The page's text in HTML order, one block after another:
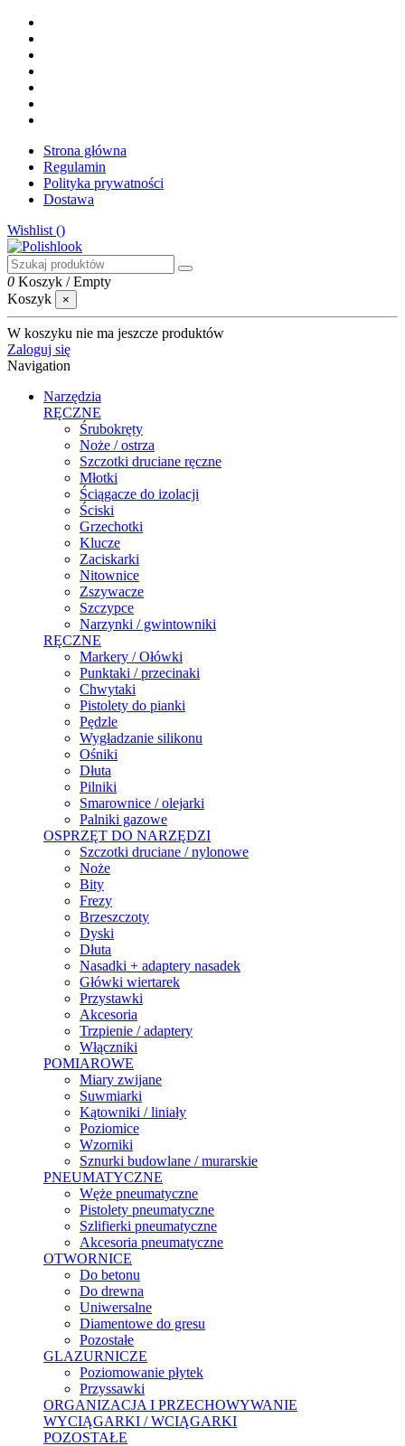
Strona główna
Regulamin
Polityka prywatności
Dostawa
Wishlist ()
0 Koszyk /Empty
Koszyk
×
W koszyku nie ma jeszcze produktów
Zaloguj się
Navigation
Narzędzia
RĘCZNE
Śrubokręty
Noże / ostrza
Szczotki druciane ręczne
Młotki
Ściągacze do izolacji
Ściski
Grzechotki
Klucze
Zaciskarki
Nitownice
Zszywacze
Szczypce
Narzynki / gwintowniki
RĘCZNE
Markery / Ołówki
Punktaki / przecinaki
Chwytaki
Pistolety do pianki
Pędzle
Wygładzanie silikonu
Ośniki
Dłuta
Pilniki
Smarownice / olejarki
Palniki gazowe
OSPRZĘT DO NARZĘDZI
Szczotki druciane / nylonowe
Noże
Bity
Frezy
Brzeszczoty
Dyski
Dłuta
Nasadki + adaptery nasadek
Główki wiertarek
Przystawki
Akcesoria
Trzpienie / adaptery
Włączniki
POMIAROWE
Miary zwijane
Suwmiarki
Kątowniki / liniały
Poziomice
Wzorniki
Sznurki budowlane / murarskie
PNEUMATYCZNE
Węże pneumatyczne
Pistolety pneumatyczne
Szlifierki pneumatyczne
Akcesoria pneumatyczne
OTWORNICE
Do betonu
Do drewna
Uniwersalne
Diamentowe do gresu
Pozostałe
GLAZURNICZE
Poziomowanie płytek
Przyssawki
ORGANIZACJA I PRZECHOWYWANIE
WYCIĄGARKI / WCIĄGARKI
POZOSTAŁE